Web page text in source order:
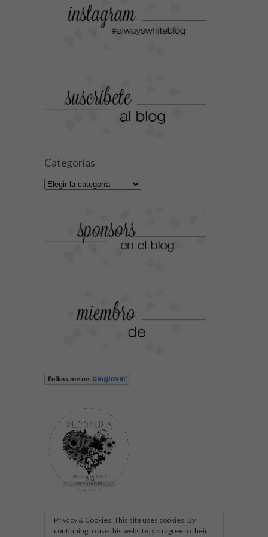
Categorías
Categorías
Privacy & Cookies: This site uses cookies. By
continuing to use this website, you agree to their